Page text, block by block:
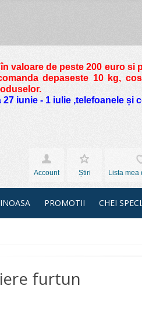
valoare de peste 200 euro si
depaseste 10 kg,
iunie - 1 iulie ,telefoanele și
Account
Știri Lista mea
PROMOTII CHEI
furtun